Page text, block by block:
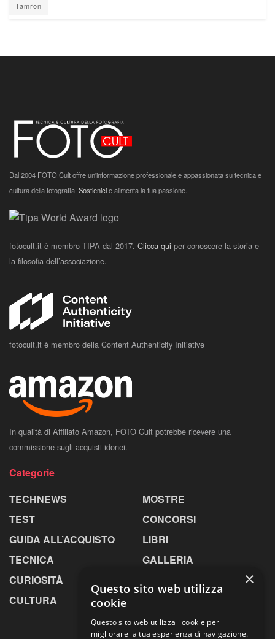
Tamron
Dal 2004 FOTO Cult offre un'informazione professionale e appassionata su tecnica e
cultura della fotografia. Sostienicie alimenta la tua passione.
fotocult.it è membro TIPA dal 2017. Clicca qui per conoscere la storia e
la filosofia dell’associazione.
fotocult.it è membro della Content Authenticity Initiative
In qualità di Affiliato Amazon, FOTO Cult potrebbe ricevere una
commissione sugli acquisti idonei.
Categorie
TECHNEWS
TEST
GUIDA ALL’ACQUISTO
TECNICA
CURIOSITÀ
CULTURA
MOSTRE
CONCORSI
LIBRI
GALLERIA
×
Questo sito web utilizza
cookie
Questo sito web utilizza i cookie per
migliorare la tua esperienza di navigazione.